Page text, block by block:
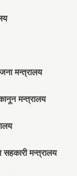
मन्त्रालय
मन्त्रालय
सहकारी मन्त्रालय